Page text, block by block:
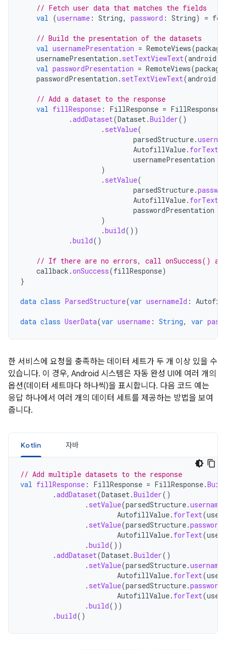
// Fetch user data that matches the fields
val (username : String, password : String) =
// Build the presentation of the datasets
val usernamePresentation = RemoteViews(
usernamePresentation . setTextViewText(android
val passwordPresentation = RemoteViews(
passwordPresentation . setTextViewText(android
// Add a dataset to the response
val fillResponse : FillResponse = FillResponse
.addDataset(Dataset.Builder()
. setValue(
parsedStructure.
AutofillValue. forText
usernamePresentation
)
. setValue(
parsedStructure.
AutofillValue. forText
passwordPresentation
)
.build())
.build()
// If there are no errors, call onSuccess() and
callback .onSuccess(fillResponse)
}
data class ParsedStructure(var usernameId :
data class UserData(var username : String, var
한 서비스에 요청을 충족하는 데이터 세트가 두 개 이상 있을 수
있습니다. 이 경우, Android 시스템은 자동 완성 UI에 여러 개의
옵션(데이터 세트마다 하나씩)을 표시합니다. 다음 코드 예는
응답 하나에서 여러 개의 데이터 세트를 제공하는 방법을 보여
줍니다.
Kotlin 자바
// Add multiple datasets to the response
val fillResponse : FillResponse = FillResponse.
.addDataset(Dataset.Builder()
. setValue(parsedStructure.
AutofillValue. forText(
. setValue(parsedStructure.
AutofillValue. forText(
.build())
.addDataset(Dataset.Builder()
. setValue(parsedStructure.
AutofillValue. forText(
. setValue(parsedStructure.
AutofillValue. forText(
.build())
.build()